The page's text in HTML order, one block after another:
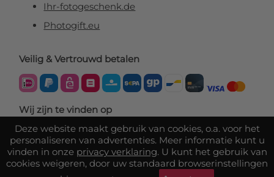
Deze website maakt gebruik van cookies, o.a. voor het
personaliseren van advertenties. Meer informatie kunt u
vinden in onze privacy verklaring. U kunt het gebruik van
cookies weigeren, door uw standaard browserinstellingen
Ihr-fotogeschenk.de
Photogift.eu
Veilig & Vertrouwd betalen
Wij zijn te vinden op